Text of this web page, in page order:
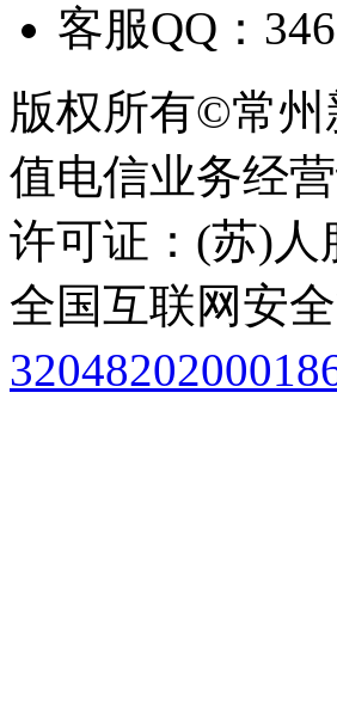
客服QQ：
版权所有©常
值电信业务经
许可证：(苏)人
全国互联网安